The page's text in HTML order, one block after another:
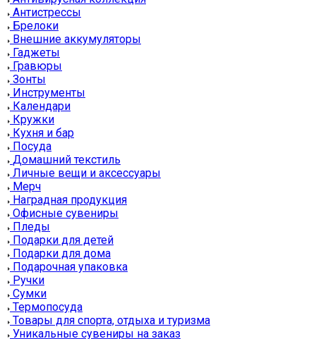
Антистрессы
Брелоки
Внешние аккумуляторы
Гаджеты
Гравюры
Зонты
Инструменты
Календари
Кружки
Кухня и бар
Посуда
Домашний текстиль
Личные вещи и аксессуары
Мерч
Наградная продукция
Офисные сувениры
Пледы
Подарки для детей
Подарки для дома
Подарочная упаковка
Ручки
Сумки
Термопосуда
Товары для спорта, отдыха и туризма
Уникальные сувениры на заказ